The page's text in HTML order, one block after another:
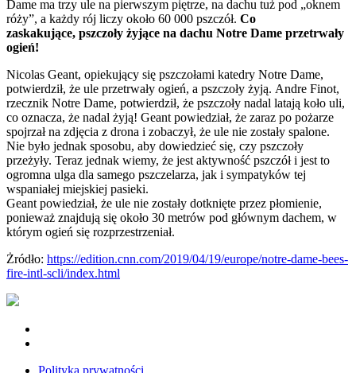
Dame ma trzy ule na pierwszym piętrze, na dachu tuż pod „oknem
róży”, a każdy rój liczy około 60 000 pszczół. Co
zaskakujące, pszczoły żyjące na dachu Notre Dame przetrwały
ogień!
Nicolas Geant, opiekujący się pszczołami katedry Notre Dame,
potwierdził, że ule przetrwały ogień, a pszczoły żyją. Andre Finot,
rzecznik Notre Dame, potwierdził, że pszczoły nadal latają koło uli,
co oznacza, że nadal żyją! Geant powiedział, że zaraz po pożarze
spojrzał na zdjęcia z drona i zobaczył, że ule nie zostały spalone.
Nie było jednak sposobu, aby dowiedzieć się, czy pszczoły
przeżyły. Teraz jednak wiemy, że jest aktywność pszczół i jest to
ogromna ulga dla samego pszczelarza, jak i sympatyków tej
wspaniałej miejskiej pasieki.
Geant powiedział, że ule nie zostały dotknięte przez płomienie,
ponieważ znajdują się około 30 metrów pod głównym dachem, w
którym ogień się rozprzestrzeniał.
Żródło: https://edition.cnn.com/2019/04/19/europe/notre-dame-bees-
fire-intl-scli/index.html